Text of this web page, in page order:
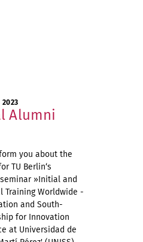
Alumni
you about the
TU Berlin‘s
»Initial and
Training Worldwide -
and South-
for Innovation
at Universidad de